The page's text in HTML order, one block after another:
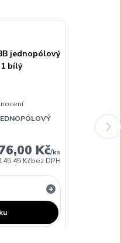
Kč/ks
145,45 Kčbez DPH
VYPÍNAČ
KOMPLET